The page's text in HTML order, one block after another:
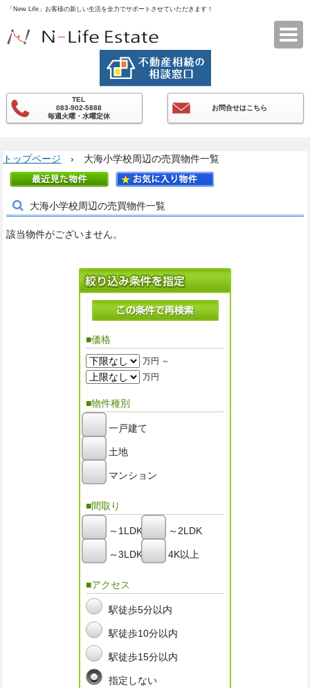
「New Life」お客様の新しい生活を全力でサポートさせていただきます！
TEL
083-902-5888
毎週火曜・水曜定休
お問合せはこちら
トップページ › 大海小学校周辺の売買物件一覧
大海小学校周辺の売買物件一覧
該当物件がございません。
■価格
万円 ～
万円
■物件種別
一戸建て
土地
マンション
■間取り
～1LDK ～2LDK
～3LDK 4K以上
■アクセス
駅徒歩5分以内
駅徒歩10分以内
駅徒歩15分以内
指定しない